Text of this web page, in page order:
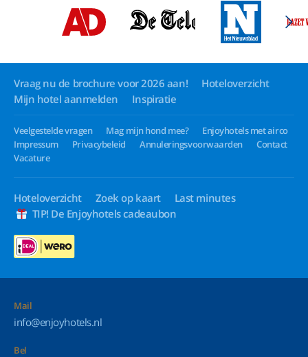
Vraag nu de brochure voor 2026 aan!
Hoteloverzicht
Mijn hotel aanmelden
Inspiratie
Veelgestelde vragen Mag mijn hond mee?
Enjoyhotels met airco
Impressum
Privacybeleid Annuleringsvoorwaarden
Contact
Vacature
Hoteloverzicht Zoek op kaart
Last minutes
TIP! De Enjoyhotels cadeaubon
Mail
info@enjoyhotels.nl
Bel